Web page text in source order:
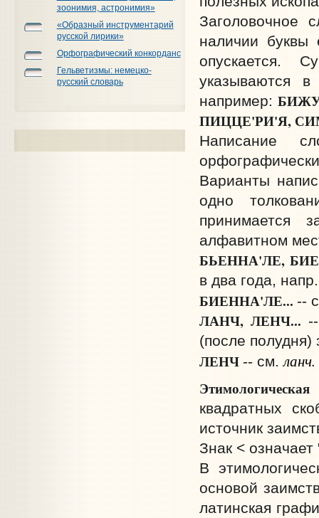
зоонимия, астронимия»
«Образный инструментарий
русской лирики»
Орфографический конкорданс
Гельветизмы: немецко-
русский словарь
Заголовочное
наличии буквы
опускается.
указываются
например:
ПИЦЦЕ'РИ'Я,
Написание
Варианты
одно
принимается
алфавитном
БЬЕННА'ЛЕ,
в два года,
БИЕННА'ЛЕ... --
ЛАНЧ, ЛЕНЧ...
(после полудня)
ЛЕНЧ -- см.ланч.
квадратных
источник
Знак < означает
В
основой
латинская